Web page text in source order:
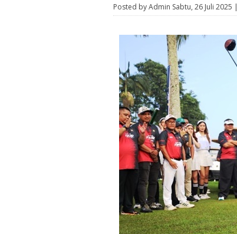
Posted by Admin Sabtu, 26 Juli 2025 |